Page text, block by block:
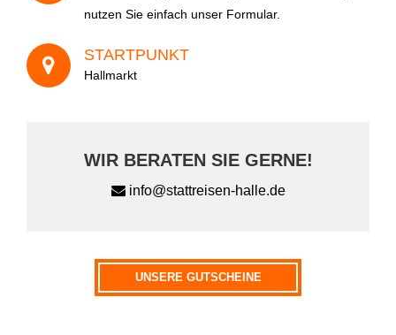
Ihre Nachricht
nutzen Sie einfach unser Formular.
STARTPUNKT
Hallmarkt
WIR BERATEN SIE GERNE!
info@stattreisen-halle.de
UNSERE GUTSCHEINE